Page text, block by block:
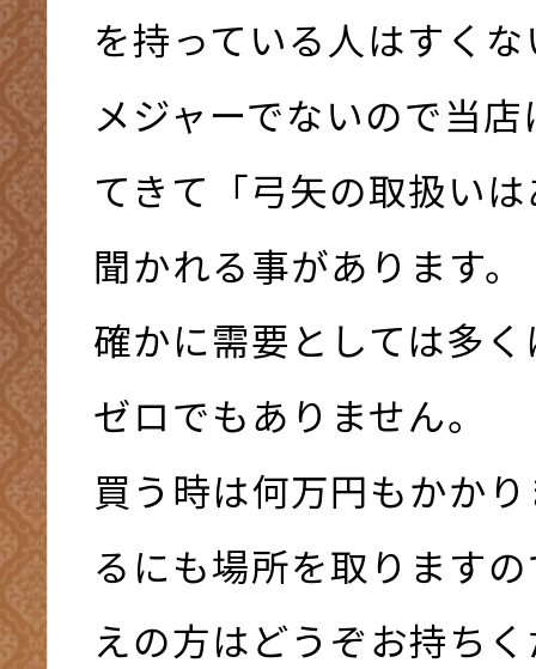
を持っている人はすく
メジャーでないので当
てきて「弓矢の取扱い
聞かれる事があります。
確かに需要としては多
ゼロでもありません。
買う時は何万円もかか
るにも場所を取ります
えの方はどうぞお持ち